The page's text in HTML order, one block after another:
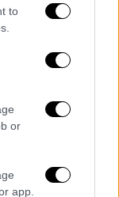
to
or
app.
Ιταλίας της
την